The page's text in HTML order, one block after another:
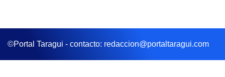
©Portal Taragui - contacto: redaccion@portaltaragui.com